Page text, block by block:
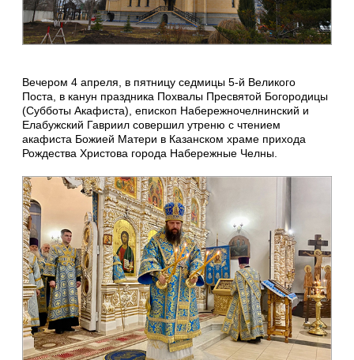
Вечером 4 апреля, в пятницу седмицы 5-й Великого
Поста, в канун праздника Похвалы Пресвятой Богородицы
(Субботы Акафиста), епископ Набережночелнинский и
Елабужский Гавриил совершил утреню с чтением
акафиста Божией Матери в Казанском храме прихода
Рождества Христова города Набережные Челны.